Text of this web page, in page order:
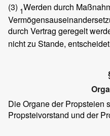
(3) 1Werden durch
durch Vertrag geregelt
nicht zu Stande,
Die Organe der Propsteien
Propsteivorstand und der